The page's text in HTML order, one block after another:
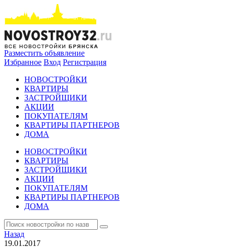
Разместить объявление
Избранное Вход Регистрация
НОВОСТРОЙКИ
КВАРТИРЫ
ЗАСТРОЙЩИКИ
АКЦИИ
ПОКУПАТЕЛЯМ
КВАРТИРЫ ПАРТНЕРОВ
ДОМА
НОВОСТРОЙКИ
КВАРТИРЫ
ЗАСТРОЙЩИКИ
АКЦИИ
ПОКУПАТЕЛЯМ
КВАРТИРЫ ПАРТНЕРОВ
ДОМА
Назад
19.01.2017